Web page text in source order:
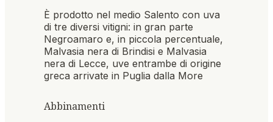
È prodotto nel medio Salento con uva
di tre diversi vitigni: in gran parte
Negroamaro e, in piccola percentuale,
Malvasia nera di Brindisi e Malvasia
nera di Lecce, uve entrambe di origine
greca arrivate in Puglia dalla More
Abbinamenti